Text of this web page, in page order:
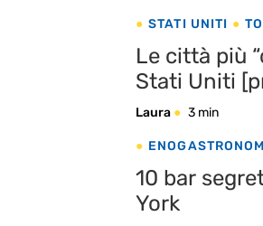
STATI UNITI
Le città più
Stati Uniti
Laura 3 min
10 bar
York